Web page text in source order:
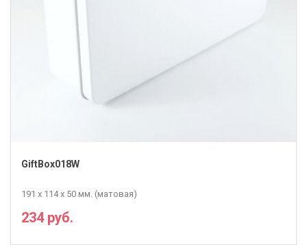
GiftBox018W
191 х 114 х 50 мм. (матовая)
234 руб.